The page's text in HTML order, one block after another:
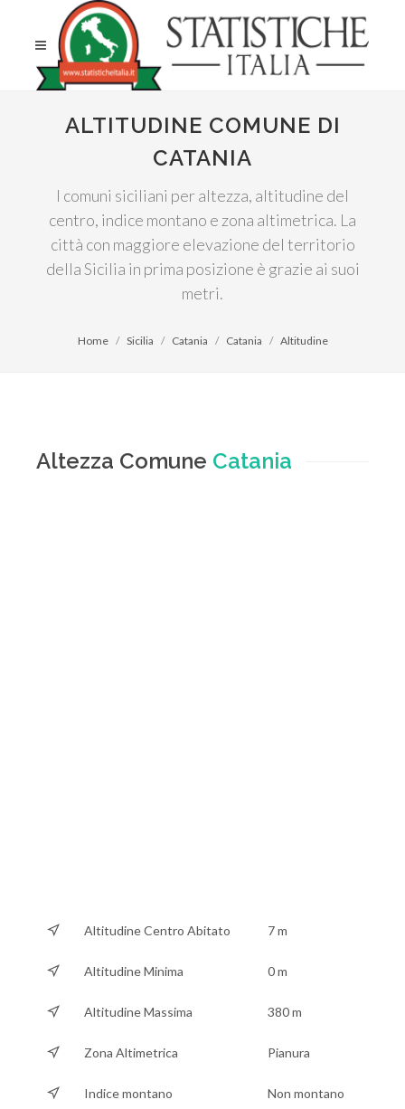
ALTITUDINE COMUNE DI
CATANIA
I comuni siciliani per altezza, altitudine del
centro, indice montano e zona altimetrica. La
città con maggiore elevazione del territorio
della Sicilia in prima posizione è grazie ai suoi
metri.
Home Sicilia Catania Catania Altitudine
Altezza Comune Catania
Altitudine Centro Abitato 7 m
Altitudine Minima 0 m
Altitudine Massima 380 m
Zona Altimetrica Pianura
Indice montano Non montano